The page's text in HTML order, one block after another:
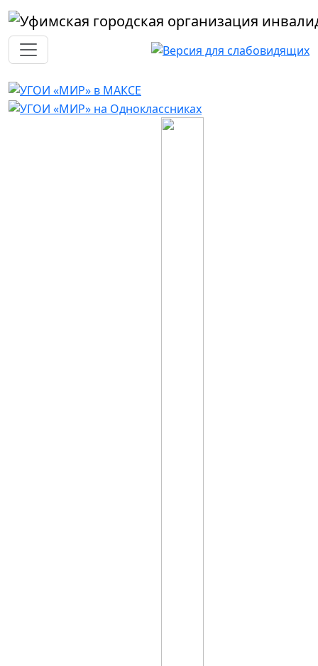
Перейти к основному содержанию